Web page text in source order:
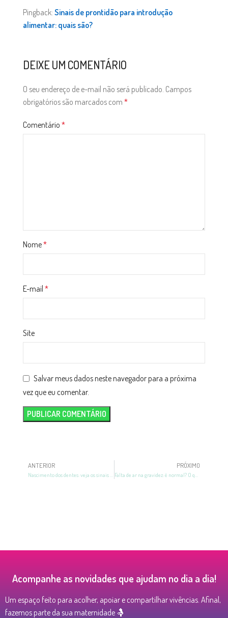
Pingback: Sinais de prontidão para introdução
alimentar: quais são?
DEIXE UM COMENTÁRIO
O seu endereço de e-mail não será publicado. Campos
obrigatórios são marcados com *
Comentário *
Nome*
E-mail *
Site
Salvar meus dados neste navegador para a próxima
vez que eu comentar.
ANTERIOR PRÓXIMO
Acompanhe as novidades que ajudam no dia a dia!
Um espaço feito para acolher, apoiar e compartilhar vivências. Afinal,
fazemos parte da sua maternidade 🤱